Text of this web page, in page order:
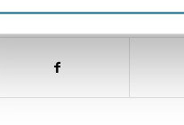
dit stuk